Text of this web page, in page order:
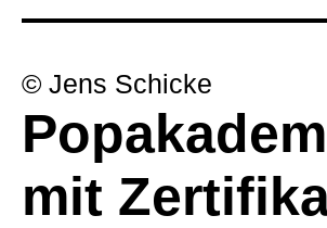
© Jens Schicke
mit